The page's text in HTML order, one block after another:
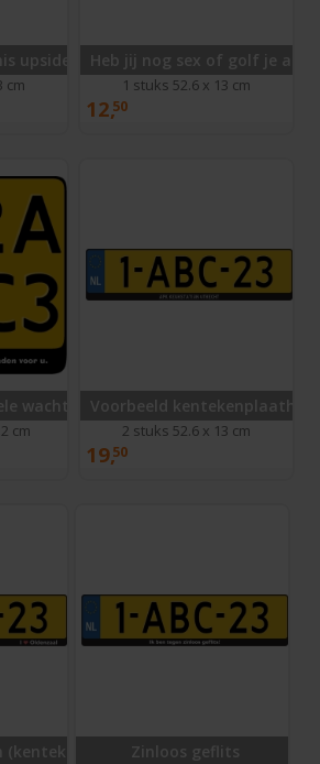
upside down
cm
Heb jij nog sex of golf je al?
1 stuks 52.6 x 13 cm
12,50
wachtenden voor u.
cm
Voorbeeld
2 stuks 52.6 x 13 cm
19,50
(kentekenplaathouder)Zinloos geflits